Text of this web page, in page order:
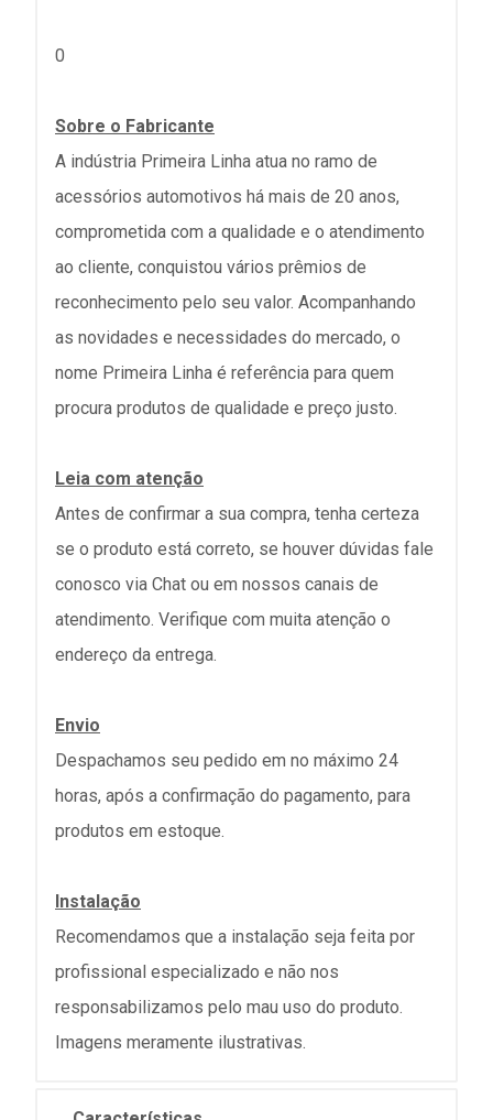
0
Sobre o Fabricante
A indústria Primeira Linha atua no ramo de
acessórios automotivos há mais de 20 anos,
comprometida com a qualidade e o atendimento
ao cliente, conquistou vários prêmios de
reconhecimento pelo seu valor. Acompanhando
as novidades e necessidades do mercado, o
nome Primeira Linha é referência para quem
procura produtos de qualidade e preço justo.
Leia com atenção
Antes de confirmar a sua compra, tenha certeza
se o produto está correto, se houver dúvidas fale
conosco via Chat ou em nossos canais de
atendimento. Verifique com muita atenção o
endereço da entrega.
Envio
Despachamos seu pedido em no máximo 24
horas, após a confirmação do pagamento, para
produtos em estoque.
Instalação
Recomendamos que a instalação seja feita por
profissional especializado e não nos
responsabilizamos pelo mau uso do produto.
Imagens meramente ilustrativas.